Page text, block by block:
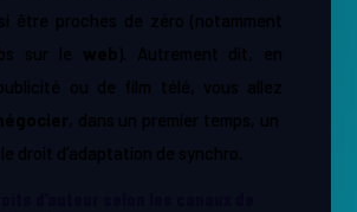
être proches de zéro (notamment
sur le web​). Autrement dit, en
ou de film télé, vous allez
​, dans un premier temps, un ​
droit d’adaptation de synchro.